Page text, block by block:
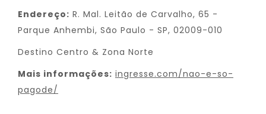
Endereço: R. Mal. Leitão de Carvalho, 65 -
Parque Anhembi, São Paulo - SP, 02009-010
Destino Centro & Zona Norte
Mais informações: ingresse.com/nao-e-so-
pagode/